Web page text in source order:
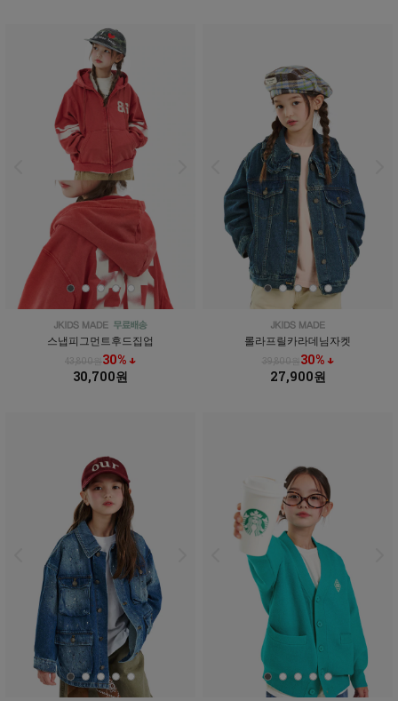
스냅피그먼트후드집업
43,800원30% ↓
30,700원
롤라프릴카라데님자켓
39,800원 30% ↓
27,900원